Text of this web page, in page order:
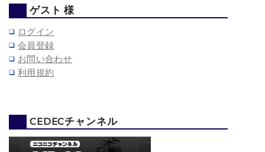
ゲスト 様
ログイン
会員登録
お問い合わせ
利用規約
CEDECチャンネル